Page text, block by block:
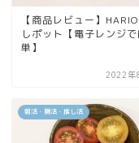
【商品レビュー】
しポット【電子レンジ
単】
2022年
朝活・腸活・推し活